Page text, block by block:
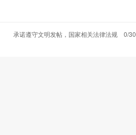
承诺遵守文明发帖，国家相关法律法规 0/